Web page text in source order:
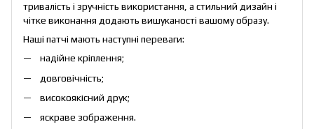
тривалість і зручність використання, а стильний дизайн і
чітке виконання додають вишуканості вашому образу.
Наші патчі мають наступні переваги:
надійне кріплення;
довговічність;
високоякісний друк;
яскраве зображення.